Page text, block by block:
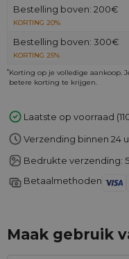
Bestelling boven: 200€
KORTING 20%
Bestelling boven: 300€
KORTING 25%
*Korting op je volledige aankoop.
betere korting te krijgen.
Laatste op voorraad
Verzending binnen 24
Bedrukte verzending:
Betaalmethoden
Maak gebruik